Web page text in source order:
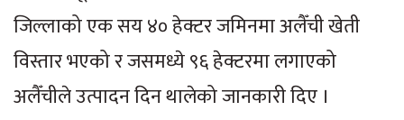
जिल्लाको एक सय ४० हेक्टर जमिनमा अलैँची खेती
विस्तार भएको र जसमध्ये ९६ हेक्टरमा लगाएको
अलैँचीले उत्पादन दिन थालेको जानकारी दिए ।